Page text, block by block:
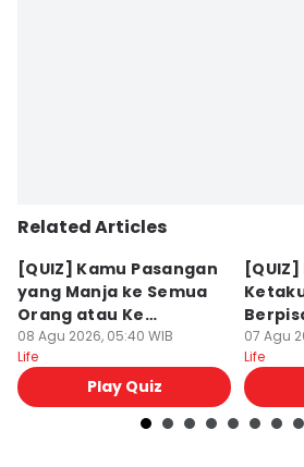
Related Articles
[QUIZ] Kamu Pasangan
yang Manja ke Semua
Orang atau Ke
Pasangan Aja?
08 Agu 2026, 05:40 WIB
Life
Play Quiz
Lain
07 Agu
Life